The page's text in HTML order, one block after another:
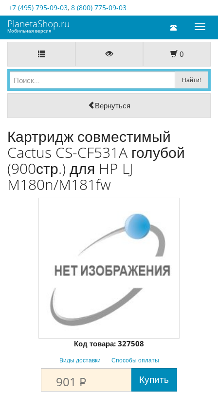
+7 (495) 795-09-03, 8 (800) 775-09-03
Toggle
PlanetaShop.ru
Мобильная версия
0
Вернуться
Картридж совместимый
Cactus CS-CF531A голубой
(900стр.) для HP LJ
M180n/M181fw
Код товара: 327508
Виды доставки Способы оплаты
901 P Купить